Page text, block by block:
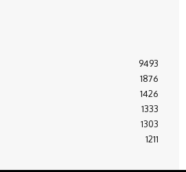
9493
1876
1426
1333
1303
1211